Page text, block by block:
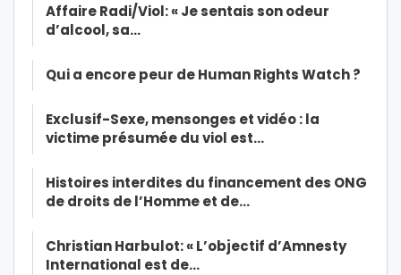
Affaire Radi/Viol: « Je sentais son odeur
d’alcool, sa…
Qui a encore peur de Human Rights Watch ?
Exclusif-Sexe, mensonges et vidéo : la
victime présumée du viol est…
Histoires interdites du financement des ONG
de droits de l’Homme et de…
Christian Harbulot: « L’objectif d’Amnesty
International est de…